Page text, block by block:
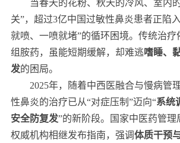
当春天的花粉、秋天的冷风、室内
关”，超过3亿中国过敏性鼻炎患者正陷
就喷、一喷就堵”的循环困境。传统治
组胺药，虽能短期缓解，却难逃嗜睡、
发的困局。
2025年，随着中西医融合与慢病管
性鼻炎的治疗已从“对症压制”迈向“系统
安全防复发”的新阶段。国家中医药管
权威机构相继发布指南，强调体质干预